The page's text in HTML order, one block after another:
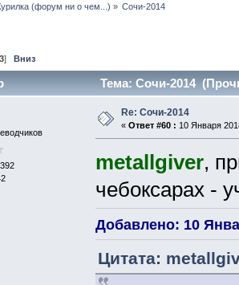
(форум ни о чем...) » Сочи-2014
3]Вниз
Тема: Сочи-2014
Re: Сочи-2014
« Ответ #60 : 10 Января
metallgiver,
чебоксарах -
Добавлено: 10
Цитата: